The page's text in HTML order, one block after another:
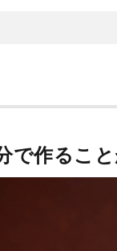
で作るこ